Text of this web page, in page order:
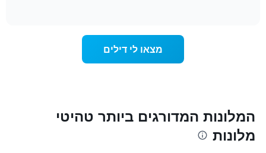
X
המציגים
את
מצאו לי דילים
המלונות המדורגים ביותר טהיטי
מלונות